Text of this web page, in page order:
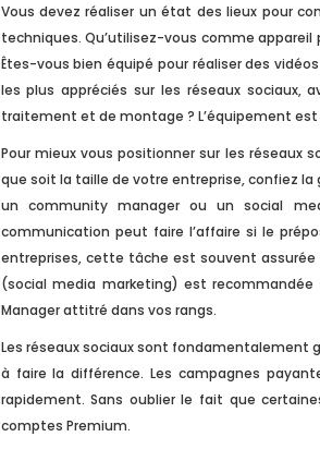
Vous devez réaliser un état des lieux pour
techniques. Qu’utilisez-vous comme
Êtes-vous bien équipé pour réaliser des
les plus appréciés sur les réseaux sociaux,
traitement et de montage ? L’équipement
Pour mieux vous positionner sur les réseaux
que soit la taille de votre entreprise, confiez
un community manager ou un social
communication peut faire l’affaire si le
entreprises, cette tâche est souvent
(social media marketing) est recommandée
Manager attitré dans vos rangs.
Les réseaux sociaux sont fondamentalement
à faire la différence. Les campagnes
rapidement. Sans oublier le fait que
comptes Premium.